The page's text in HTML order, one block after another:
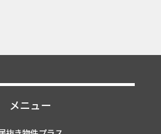
メニュー